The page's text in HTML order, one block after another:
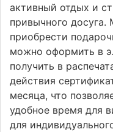
активный отдых и
привычного досуга.
приобрести
можно оформить в
получить в
действия
месяца, что
удобное время для
для